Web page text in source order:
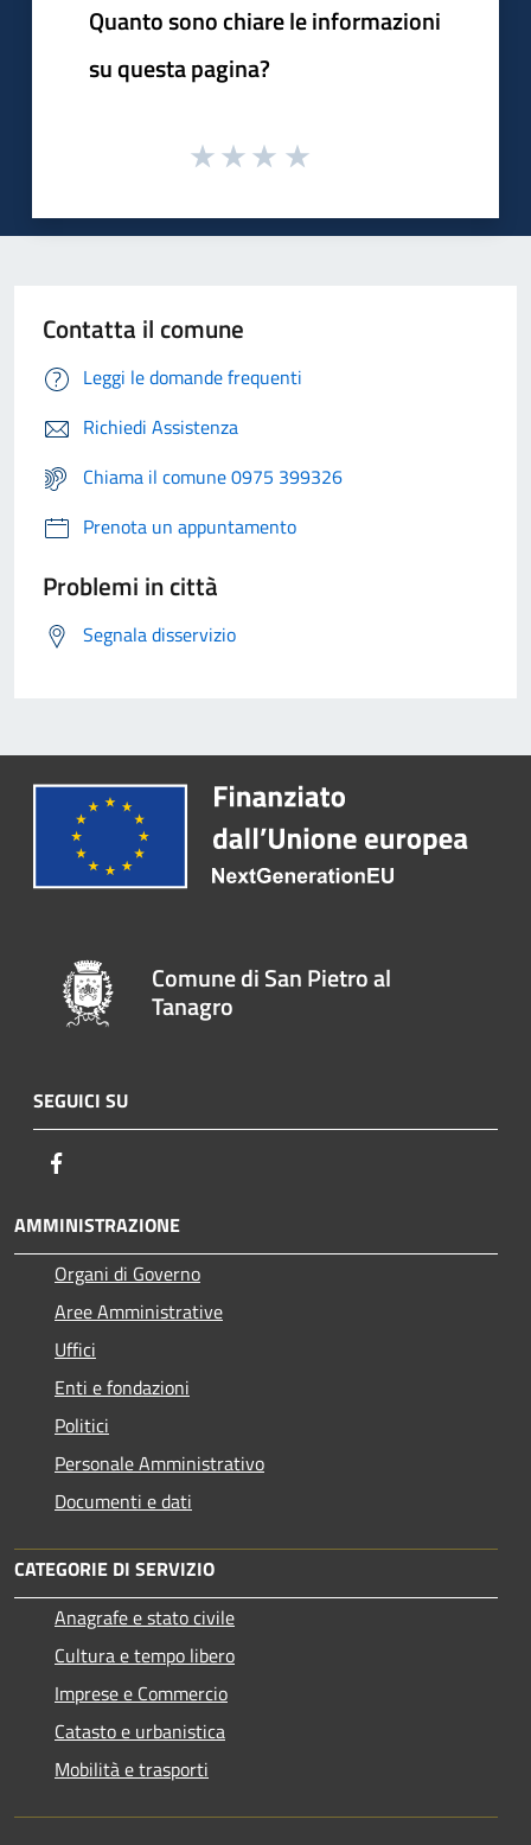
Quanto sono chiare le informazioni
su questa pagina?
Contatta il comune
Leggi le domande frequenti
Richiedi Assistenza
Chiama il comune 0975 399326
Prenota un appuntamento
Problemi in città
Segnala disservizio
Comune di San Pietro al
Tanagro
SEGUICI SU
AMMINISTRAZIONE
Organi di Governo
Aree Amministrative
Uffici
Enti e fondazioni
Politici
Personale Amministrativo
Documenti e dati
CATEGORIE DI SERVIZIO
Anagrafe e stato civile
Cultura e tempo libero
Imprese e Commercio
Catasto e urbanistica
Mobilità e trasporti